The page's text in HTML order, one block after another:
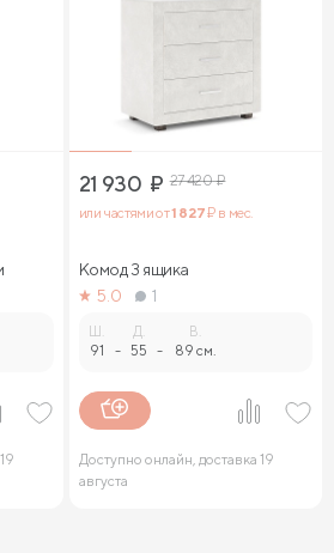
21 930 ₽ 27 420₽
или частями от1 827₽ в мес.
Комод 3 ящика
5.0
1
91 -
Д.
55 -
В.
89 см.
Доступно онлайн, доставка 19
августа